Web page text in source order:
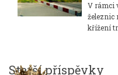
V rámci
železnic
křížení
Navigace
Starší příspěvky